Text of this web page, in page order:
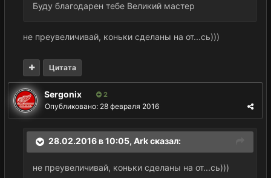
Буду благодарен тебе Великий мастер
не преувеличивай, коньки сделаны на от...сь)))
Цитата
Sergonix 2
Опубликовано: 28 февраля 2016
28.02.2016 в 10:05, Arkсказал:
не преувеличивай, коньки сделаны на от...сь)))